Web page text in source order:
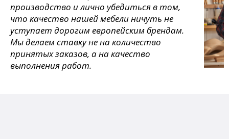
производство и лично убедиться в том,
что качество нашей мебели ничуть не
уступает дорогим европейским брендам.
Мы делаем ставку не на количество
принятых заказов, а на качество
выполнения работ.